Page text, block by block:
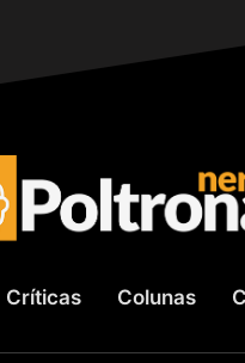
Críticas Colunas